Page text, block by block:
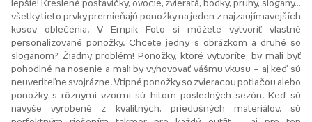
lepšie! Kreslené postavičky, ovocie, zvieratá, bodky, pruhy, slogany…
všetky tieto prvky premieňajú ponožky na jeden z najzaujímavejších
kusov oblečenia. V Empik Foto si môžete vytvoriť vlastné
personalizované ponožky. Chcete jedny s obrázkom a druhé so
sloganom? Žiadny problém! Ponožky, ktoré vytvoríte, by mali byť
pohodlné na nosenie a mali by vyhovovať vášmu vkusu – aj keď sú
neuveriteľne svojrázne. Vtipné ponožky so zvieracou potlačou alebo
ponožky s rôznymi vzormi sú hitom posledných sezón. Keď sú
navyše vyrobené z kvalitných, priedušných materiálov, sú